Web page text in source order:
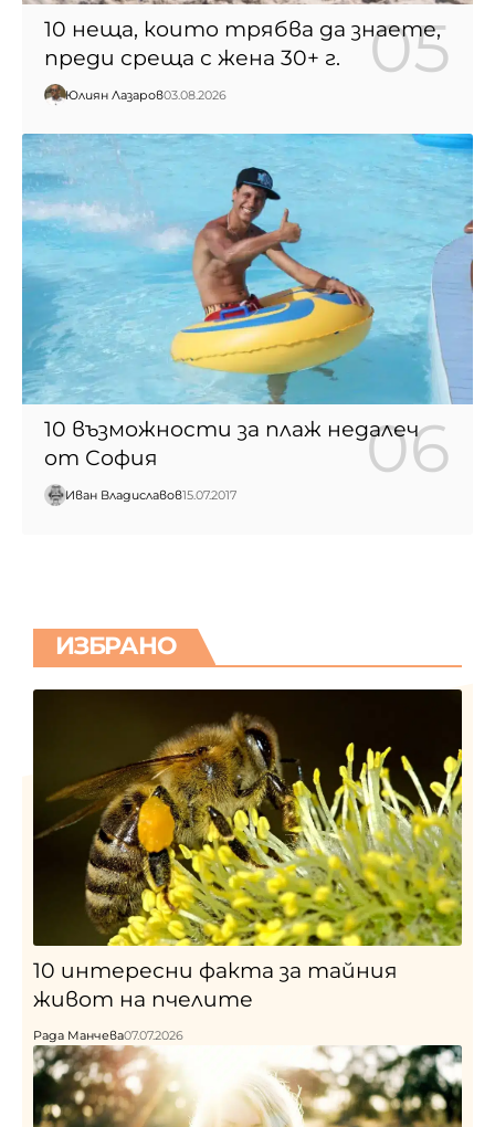
10 неща, които трябва да знаете,
преди среща с жена 30+ г.
Юлиян Лазаров03.08.2026
10 възможности за плаж недалеч
от София
Иван Владиславов15.07.2017
ИЗБРАНО
10 интересни факта за тайния
живот на пчелите
Рада Манчева07.07.2026